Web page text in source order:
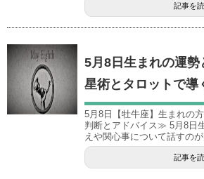
記事を
5月8日生まれの運勢
星術とタロットで導
5月8日【牡牛座】生まれの
判断とアドバイス≫ 5月8日
えや関心事について話すのが
記事を